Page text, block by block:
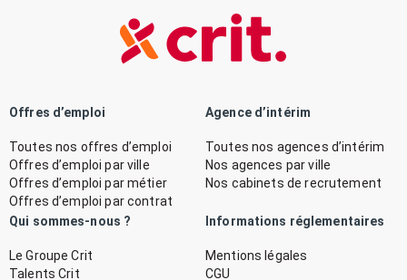
Offres d’emploi
Toutes nos offres d’emploi
Offres d’emploi par ville
Offres d’emploi par métier
Offres d’emploi par contrat
Agence d’intérim
Toutes nos agences d’intérim
Nos agences par ville
Nos cabinets de recrutement
Qui sommes-nous ?
Le Groupe Crit
Talents Crit
Informations réglementaires
Mentions légales
CGU